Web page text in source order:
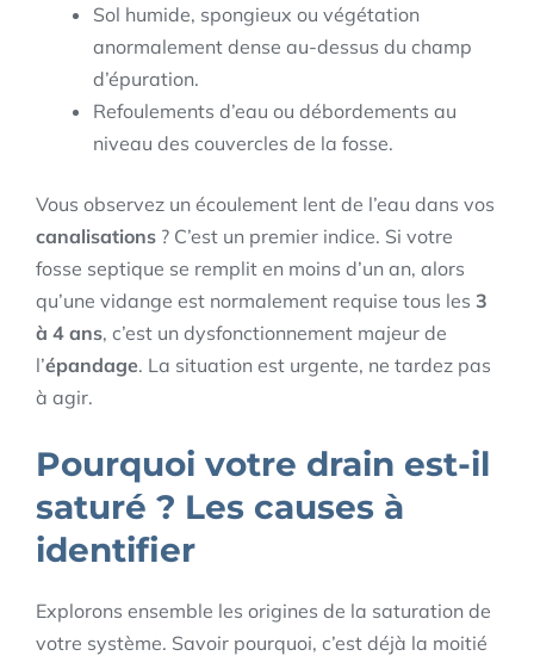
Sol humide, spongieux ou végétation
anormalement dense au-dessus du champ
d’épuration.
Refoulements d’eau ou débordements au
niveau des couvercles de la fosse.
Vous observez un écoulement lent de l’eau dans vos
canalisations ? C’est un premier indice. Si votre
fosse septique se remplit en moins d’un an, alors
qu’une vidange est normalement requise tous les 3
à 4 ans, c’est un dysfonctionnement majeur de
l’épandage. La situation est urgente, ne tardez pas
à agir.
Pourquoi votre drain est-il
saturé ? Les causes à
identifier
Explorons ensemble les origines de la saturation de
votre système. Savoir pourquoi, c’est déjà la moitié